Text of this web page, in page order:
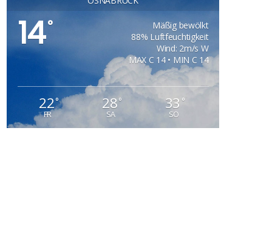
14°
Mäßig bewölkt
88% Luftfeuchtigkeit
Wind: 2m/s W
MAX C 14 • MIN C 14
22°
FR
28°
SA
33 °
SO